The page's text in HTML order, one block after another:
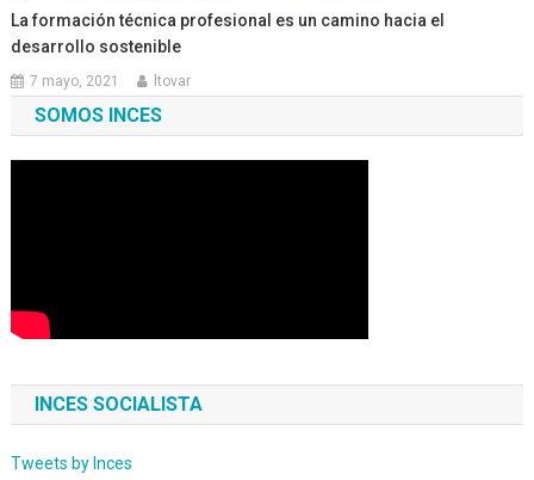
La formación técnica profesional es un camino hacia el
desarrollo sostenible
7 mayo, 2021 ltovar
SOMOS INCES
INCES SOCIALISTA
Tweets by Inces